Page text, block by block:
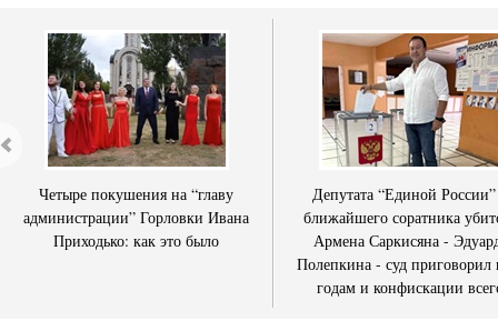
Четыре покушения на “главу
администрации” Горловки Ивана
Приходько: как это было
Депутата “Единой
ближайшего соратника
Армена Саркисяна -
Полепкина - суд приговорил
годам и конфискации